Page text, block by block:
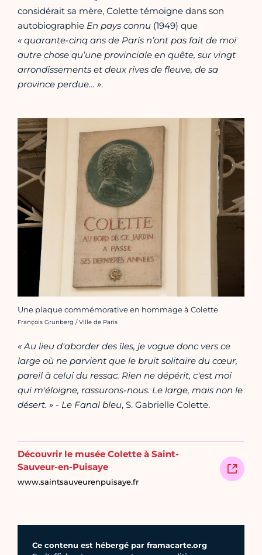
considérait sa mère, Colette témoigne dans son
autobiographie En pays connu (1949) que
« quarante-cinq ans de Paris n’ont pas fait de moi
autre chose qu’une provinciale en quête, sur vingt
arrondissements et deux rives de fleuve, de sa
province perdue… ».
Une plaque commémorative en hommage à Colette
Crédit photo :
François Grunberg / Ville de Paris
« Au lieu d'aborder des îles, je vogue donc vers ce
large où ne parvient que le bruit solitaire du cœur,
pareil à celui du ressac. Rien ne dépérit, c'est moi
qui m'éloigne, rassurons-nous. Le large, mais non le
désert. » - Le Fanal bleu, S. Gabrielle Colette.
Découvrir le musée Colette à Saint-
Sauveur-en-Puisaye
www.saintsauveurenpuisaye.fr
Ce contenu est hébergé par framacarte.org